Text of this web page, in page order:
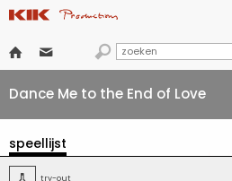
  
Dance Me to the End of Love
speellijst
try-out